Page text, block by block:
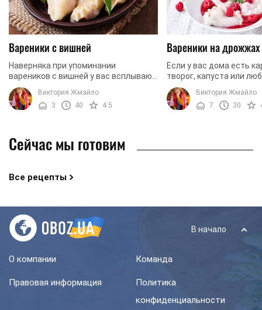
Вареники с вишней
Наверняка при упоминании
вареников с вишней у вас всплывают
в памяти самые светлые
воспоминания о бабушкиной
деревне, беззаботных каникулах и
Виктория Жмайло
3
40 4.5
Вареники на дрожжах
Если у вас дома есть
творог, капуста или
ягода, то почему бы не
вареники на
Независимо от начинки,
Виктория Жмайло
7
30
Сейчас мы готовим
Все рецепты
В начало
О компании Команда
Правовая информация
Политика
конфиденциальности